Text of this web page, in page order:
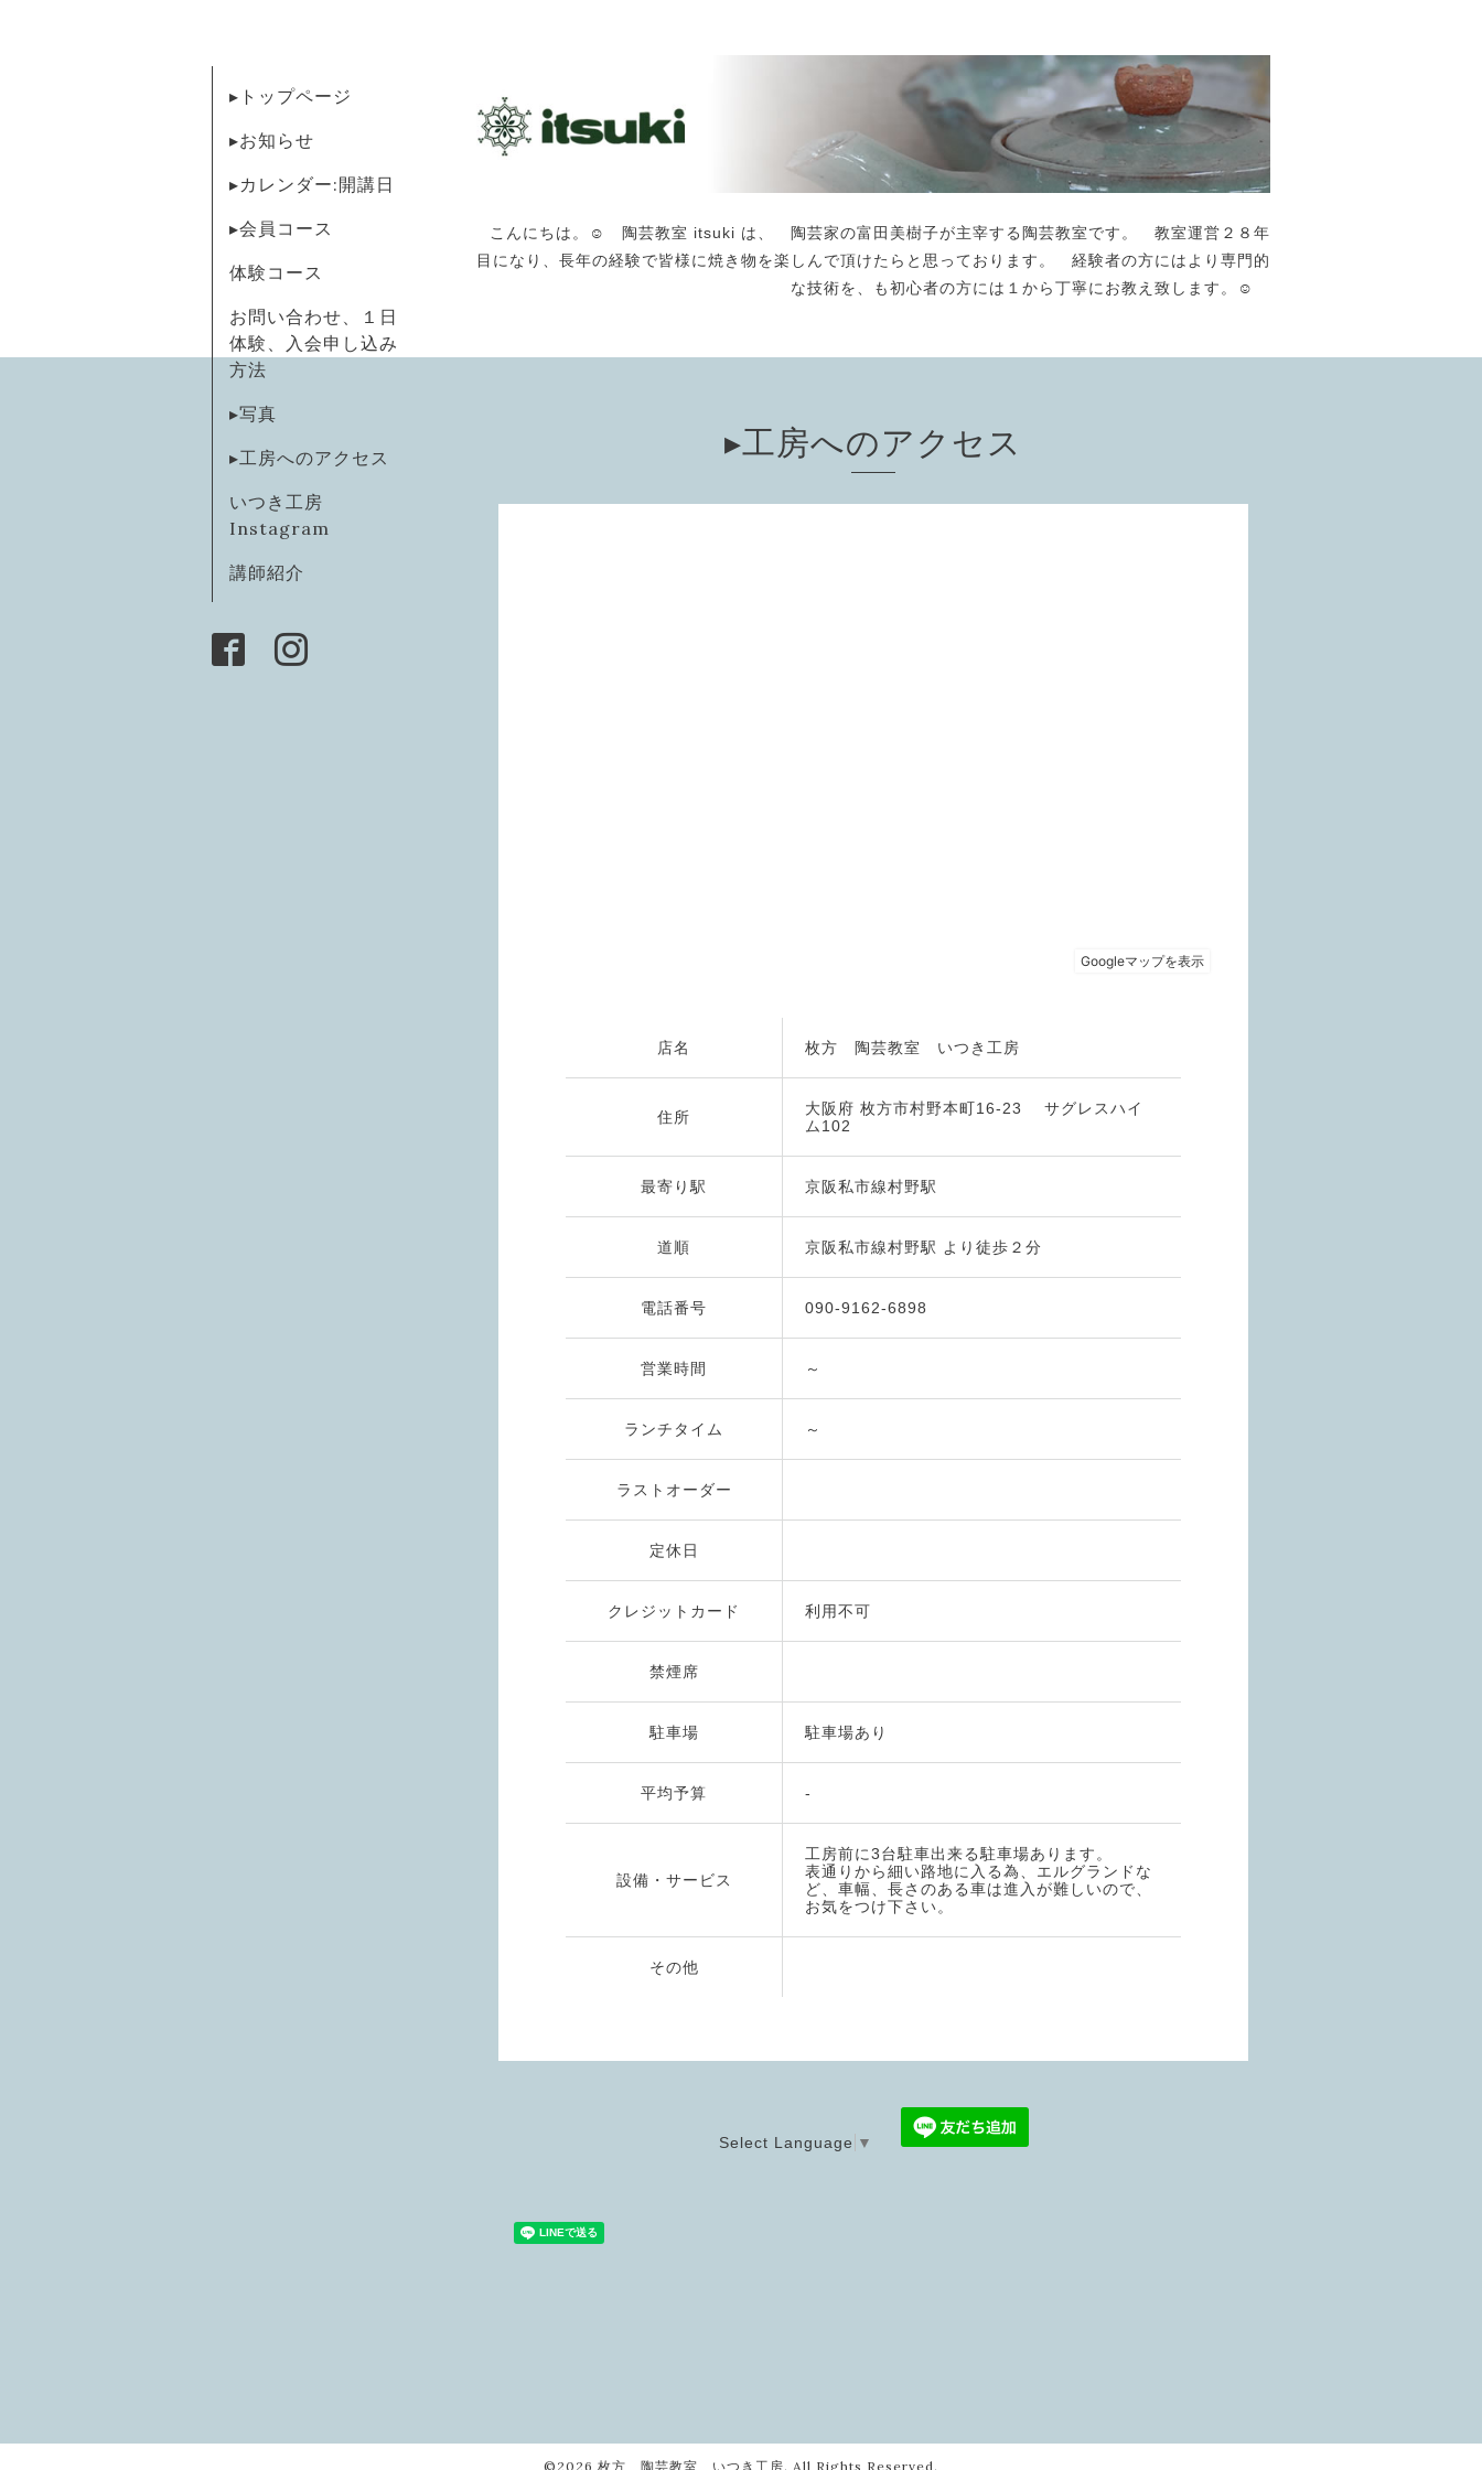
こんにちは。☺️ 陶芸教室 itsuki は、 陶芸家の富田美樹子が主宰する陶芸教室です。 教室運営２８年
目になり、長年の経験で皆様に焼き物を楽しんで頂けたらと思っております。 経験者の方にはより専門的
な技術を、も初心者の方には１から丁寧にお教え致します。☺️
▸トップページ
▸お知らせ
▸カレンダー:開講日
▸会員コース
体験コース
お問い合わせ、１日
体験、入会申し込み
方法
▸写真
▸工房へのアクセス
いつき工房
Instagram
講師紹介
▸工房へのアクセス
店名 枚方 陶芸教室 いつき工房
住所
大阪府 枚方市村野本町16-23 サグレスハイ
ム102
最寄り駅 京阪私市線村野駅
道順 京阪私市線村野駅 より徒歩２分
電話番号 090-9162-6898
営業時間 ～
ランチタイム ～
ラストオーダー
定休日
クレジットカード 利用不可
禁煙席
駐車場 駐車場あり
平均予算 -
設備・サービス
工房前に3台駐車出来る駐車場あります。
表通りから細い路地に入る為、エルグランドな
ど、車幅、長さのある車は進入が難しいので、
お気をつけ下さい。
その他
Select Language ▼
©2026 枚方 陶芸教室 いつき工房. All Rights Reserved.